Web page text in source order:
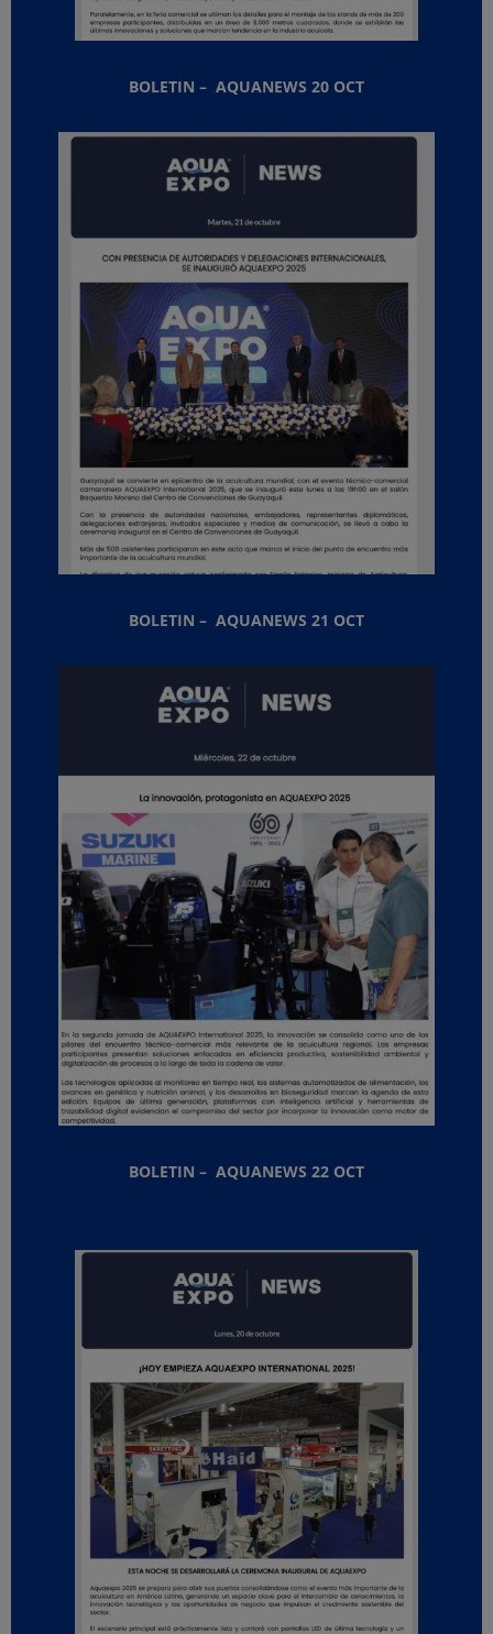
BOLETIN – AQUANEWS 20 OCT
BOLETIN – AQUANEWS 21 OCT
BOLETIN – AQUANEWS 22 OCT